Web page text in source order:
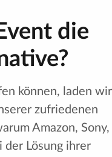
die
können, laden wir
zufriedenen
Amazon, Sony,
der Lösung ihrer